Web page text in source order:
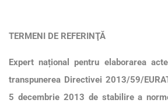
TERMENI DE REFERINŢĂ
Expert național pentru elaborarea
transpunerea Directivei 2013/59/
5 decembrie 2013 de stabilire a